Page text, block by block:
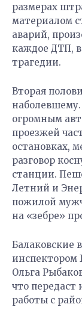
размерах
материалом
аварий,
каждое ДТП,
трагедии.
Вторая
огромным
проезжей
остановках,
разговор
станции.
Летний и
пожилой
на «зебре»
Балаковские
инспектором
Ольга
что
работы с